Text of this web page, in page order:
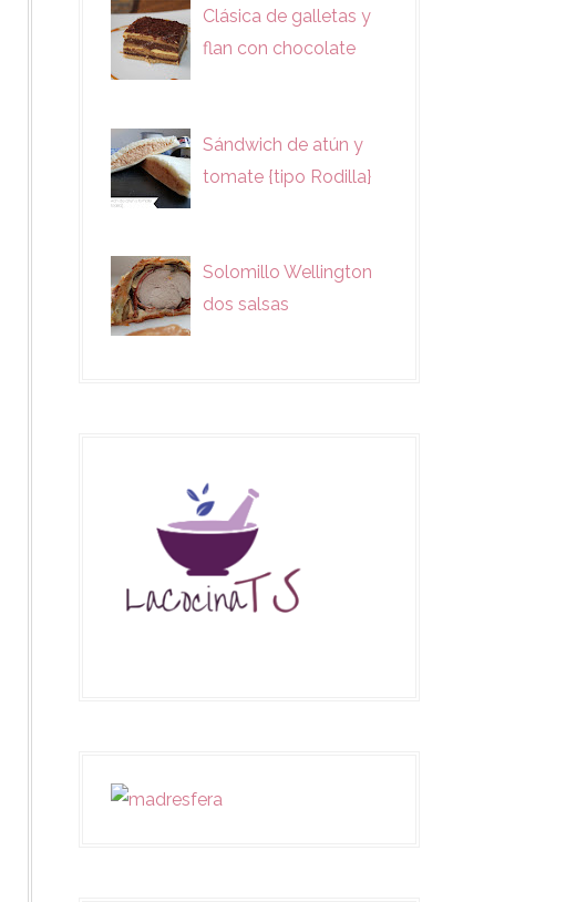
Clásica de galletas y
flan con chocolate
Sándwich de atún y
tomate {tipo Rodilla}
Solomillo Wellington
dos salsas